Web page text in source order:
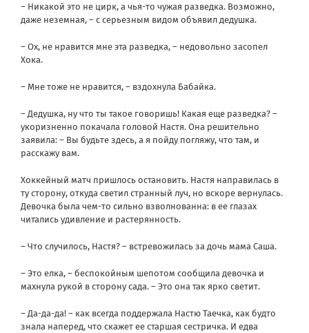
– Никакой это не цирк, а чья-то чужая разведка. Возможно,
даже неземная, – с серьезным видом объявил дедушка.
– Ох, не нравится мне эта разведка, – недовольно засопел
Хока.
– Мне тоже не нравится, – вздохнула Бабайка.
– Дедушка, ну что ты такое говоришь! Какая еще разведка? –
укоризненно покачала головой Настя. Она решительно
заявила: – Вы будьте здесь, а я пойду погляжу, что там, и
расскажу вам.
Хоккейный матч пришлось остановить. Настя направилась в
ту сторону, откуда светил странный луч, но вскоре вернулась.
Девочка была чем-то сильно взволнованна: в ее глазах
читались удивление и растерянность.
– Что случилось, Настя? – встревожилась за дочь мама Саша.
– Это елка, – беспокойным шепотом сообщила девочка и
махнула рукой в сторону сада. – Это она так ярко светит.
– Да-да-да! – как всегда поддержала Настю Таечка, как будто
знала наперед, что скажет ее старшая сестричка. И едва